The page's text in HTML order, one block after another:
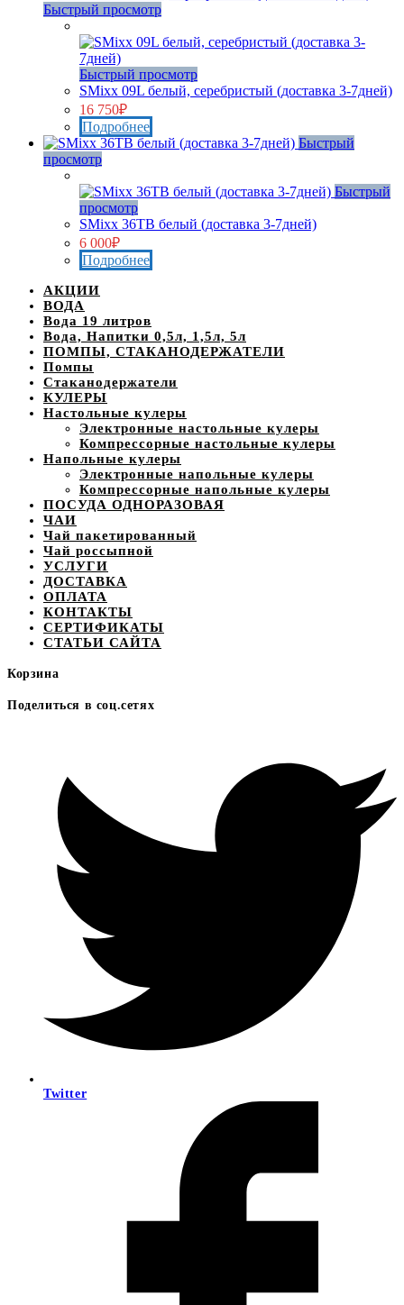
Быстрый просмотр
Быстрый просмотр
SMixx 09L белый, серебристый (доставка 3-7дней)
16 750₽
Подробнее
Быстрый
просмотр
Быстрый
просмотр
SMixx 36TB белый (доставка 3-7дней)
6 000₽
Подробнее
АКЦИИ
ВОДА
Вода 19 литров
Вода, Напитки 0,5л, 1,5л, 5л
ПОМПЫ, СТАКАНОДЕРЖАТЕЛИ
Помпы
Стаканодержатели
КУЛЕРЫ
Настольные кулеры
Электронные настольные кулеры
Компрессорные настольные кулеры
Напольные кулеры
Электронные напольные кулеры
Компрессорные напольные кулеры
ПОСУДА ОДНОРАЗОВАЯ
ЧАИ
Чай пакетированный
Чай россыпной
УСЛУГИ
ДОСТАВКА
ОПЛАТА
КОНТАКТЫ
СЕРТИФИКАТЫ
СТАТЬИ САЙТА
Корзина
Поделиться в соц.сетях
Twitter